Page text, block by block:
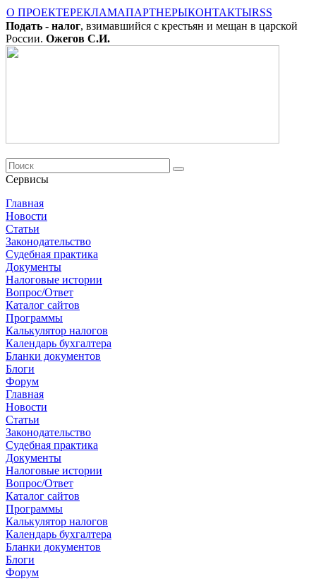
О ПРОЕКТЕРЕКЛАМАПАРТНЕРЫКОНТАКТЫRSS
Подать - налог, взимавшийся с крестьян и мещан в царской
России. Ожегов С.И.
Сервисы
Главная
Новости
Cтатьи
Законодательство
Судебная практика
Документы
Налоговые истории
Вопрос/Ответ
Каталог сайтов
Программы
Калькулятор налогов
Календарь бухгалтера
Бланки документов
Блоги
Форум
Главная
Новости
Cтатьи
Законодательство
Судебная практика
Документы
Налоговые истории
Вопрос/Ответ
Каталог сайтов
Программы
Калькулятор налогов
Календарь бухгалтера
Бланки документов
Блоги
Форум